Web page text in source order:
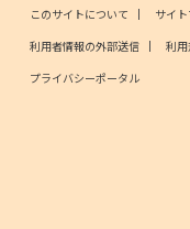
このサイトについて サイ
利用者情報の外部送信
利
プライバシーポータル